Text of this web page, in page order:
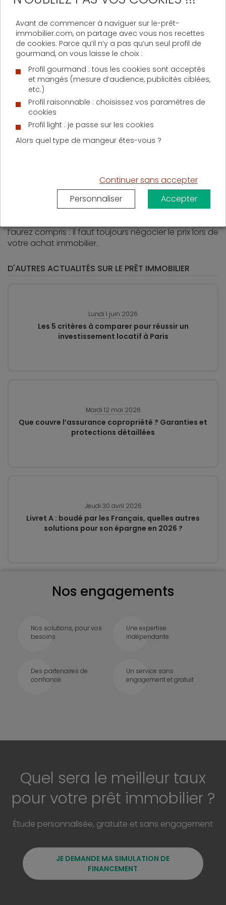
une vente prévue à 213 352 euros, le bien ne sera
finalement vendu que 204 482 euros, soit 8 870
euros de moins».
Prix de l’immobilier : jusqu’à -11%
de décote
Outre les caractéristiques intrinsèques du bien, la
différence entre prix de mise en vente et prix final
dépend également de sa localisation géographique.
Les villes n’étant à ce sujet pas toutes logées à la
Les chiffres, datant d’avril 2017, font donc état
d’écarts de l’ordre de -2,20 % à Paris, -2,70 % à
Bordeaux, -3,60 % à Marseille, -4,00 % à Lille et
Toulouse, -8,4 % à Saint Nazaire,-9,3 % à Boulogne-
l’aurez compris : il faut toujours négocier le prix lors de
votre achat immobilier.
D'AUTRES ACTUALITÉS SUR LE PRÊT IMMOBILIER
Lundi 1 juin 2026
Les 5 critères à comparer pour réussir un
investissement locatif à Paris
Mardi 12 mai 2026
Que couvre l’assurance copropriété ? Garanties et
protections détaillées
Jeudi 30 avril 2026
Livret A : boudé par les Français, quelles autres
solutions pour son épargne en 2026 ?
Nos engagements
Nos solutions, pour vos
besoins
Une expertise
indépendante
Des partenaires de
confiance
Un service sans
engagement et gratuit
Quel sera le meilleur taux
pour votre prêt immobilier ?
Étude personnalisée, gratuite et sans engagement
JE DEMANDE MA SIMULATION DE
FINANCEMENT
Avant de commencer à naviguer sur le-prêt-
immobilier.com, on partage avec vous nos recettes
de cookies. Parce qu’il n’y a pas qu’un seul profil de
gourmand, on vous laisse le choix :
Profil gourmand : tous les cookies sont acceptés
et mangés (mesure d’audience, publicités ciblées,
etc.)
Profil raisonnable : choisissez vos paramètres de
cookies
Profil light : je passe sur les cookies
Alors quel type de mangeur êtes-vous ?
Continuer sans accepter
Personnaliser
Accepter